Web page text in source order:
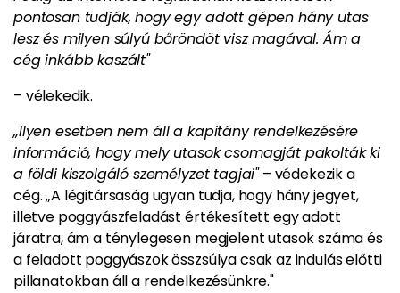
pontosan tudják, hogy egy adott gépen hány utas
lesz és milyen súlyú bőröndöt visz magával. Ám a
cég inkább kaszált"
– vélekedik.
„Ilyen esetben nem áll a kapitány rendelkezésére
információ, hogy mely utasok csomagját pakolták ki
a földi kiszolgáló személyzet tagjai"– védekezik a
cég. „A légitársaság ugyan tudja, hogy hány jegyet,
illetve poggyászfeladást értékesített egy adott
járatra, ám a ténylegesen megjelent utasok száma és
a feladott poggyászok összsúlya csak az indulás előtti
pillanatokban áll a rendelkezésünkre."